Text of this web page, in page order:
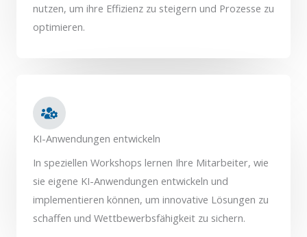
nutzen, um ihre Effizienz zu steigern und Prozesse zu
optimieren.
KI-Anwendungen entwickeln
In speziellen Workshops lernen Ihre Mitarbeiter, wie
sie eigene KI-Anwendungen entwickeln und
implementieren können, um innovative Lösungen zu
schaffen und Wettbewerbsfähigkeit zu sichern.